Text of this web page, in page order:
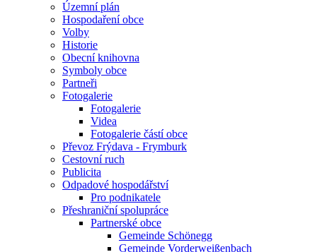
Územní plán
Hospodaření obce
Volby
Historie
Obecní knihovna
Symboly obce
Partneři
Fotogalerie
Fotogalerie
Videa
Fotogalerie částí obce
Převoz Frýdava - Frymburk
Cestovní ruch
Publicita
Odpadové hospodářství
Pro podnikatele
Přeshraniční spolupráce
Partnerské obce
Gemeinde Schönegg
Gemeinde Vorderweißenbach